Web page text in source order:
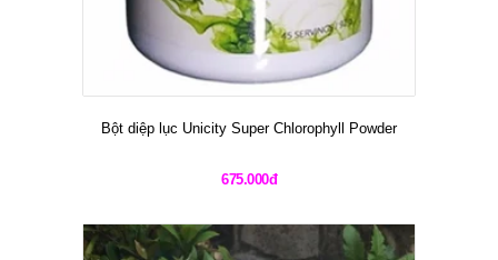
Bột diệp lục Unicity Super Chlorophyll Powder
675.000đ